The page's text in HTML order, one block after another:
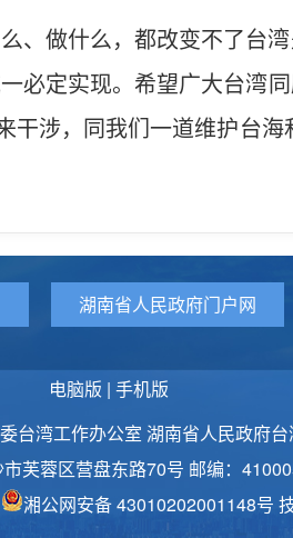
、做什么，都改变不了台
必定实现。希望广大台湾
干涉，同我们一道维护台
湖南省人民政府门户网
电脑版 | 手机版
台湾工作办公室 湖南省人民政府
芙蓉区营盘东路70号 邮编：
湘公网安备 43010202001148号